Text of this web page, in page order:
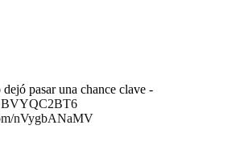
pasar una chance clave -
nVygbANaMV